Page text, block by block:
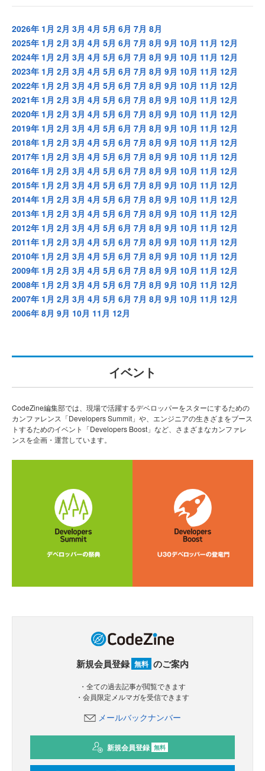
2026年 1月 2月 3月 4月 5月 6月 7月 8月
2025年 1月 2月 3月 4月 5月 6月 7月 8月 9月 10月 11月 12月
2024年 1月 2月 3月 4月 5月 6月 7月 8月 9月 10月 11月 12月
2023年 1月 2月 3月 4月 5月 6月 7月 8月 9月 10月 11月 12月
2022年 1月 2月 3月 4月 5月 6月 7月 8月 9月 10月 11月 12月
2021年 1月 2月 3月 4月 5月 6月 7月 8月 9月 10月 11月 12月
2020年 1月 2月 3月 4月 5月 6月 7月 8月 9月 10月 11月 12月
2019年 1月 2月 3月 4月 5月 6月 7月 8月 9月 10月 11月 12月
2018年 1月 2月 3月 4月 5月 6月 7月 8月 9月 10月 11月 12月
2017年 1月 2月 3月 4月 5月 6月 7月 8月 9月 10月 11月 12月
2016年 1月 2月 3月 4月 5月 6月 7月 8月 9月 10月 11月 12月
2015年 1月 2月 3月 4月 5月 6月 7月 8月 9月 10月 11月 12月
2014年 1月 2月 3月 4月 5月 6月 7月 8月 9月 10月 11月 12月
2013年 1月 2月 3月 4月 5月 6月 7月 8月 9月 10月 11月 12月
2012年 1月 2月 3月 4月 5月 6月 7月 8月 9月 10月 11月 12月
2011年 1月 2月 3月 4月 5月 6月 7月 8月 9月 10月 11月 12月
2010年 1月 2月 3月 4月 5月 6月 7月 8月 9月 10月 11月 12月
2009年 1月 2月 3月 4月 5月 6月 7月 8月 9月 10月 11月 12月
2008年 1月 2月 3月 4月 5月 6月 7月 8月 9月 10月 11月 12月
2007年 1月 2月 3月 4月 5月 6月 7月 8月 9月 10月 11月 12月
2006年 8月 9月 10月 11月 12月
イベント
CodeZine編集部では、現場で活躍するデベロッパーをスターにするための
カンファレンス「Developers Summit」や、エンジニアの生きざまをブース
トするためのイベント「Developers Boost」など、さまざまなカンファレ
ンスを企画・運営しています。
新規会員登録 無料 のご案内
・全ての過去記事が閲覧できます
・会員限定メルマガを受信できます
メールバックナンバー
新規会員登録 無料